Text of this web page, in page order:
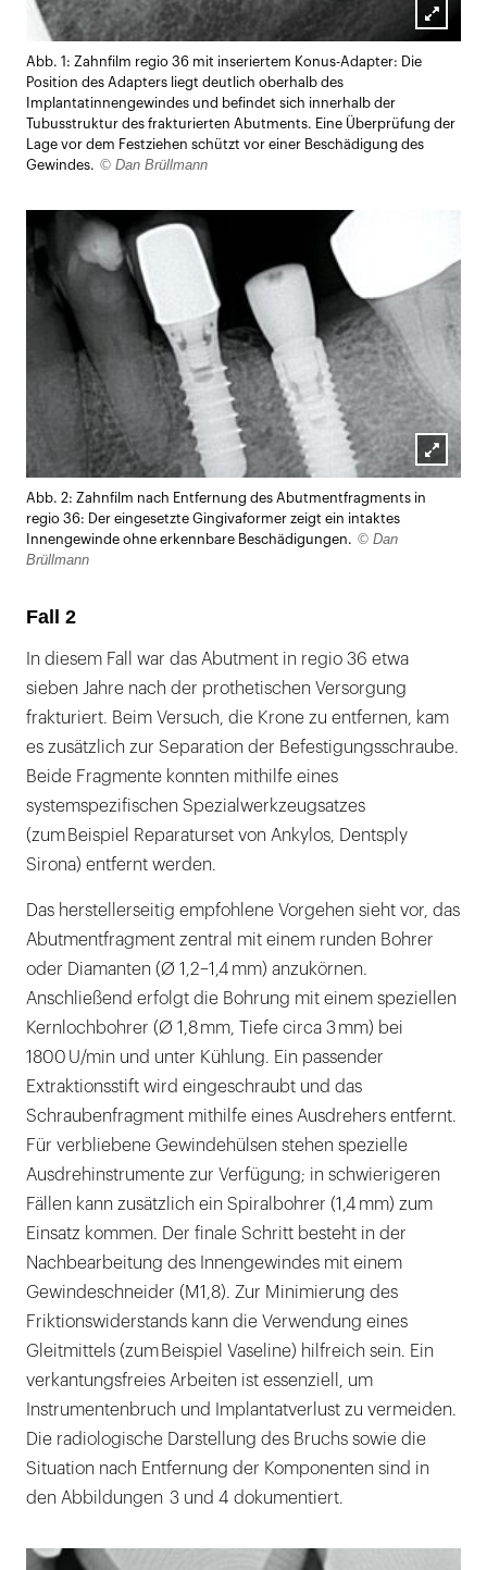
Abb. 1: Zahnfilm regio 36 mit inseriertem Konus-Adapter: Die
Position des Adapters liegt deutlich oberhalb des
Implantatinnengewindes und befindet sich innerhalb der
Tubusstruktur des frakturierten Abutments. Eine Überprüfung der
Lage vor dem Festziehen schützt vor einer Beschädigung des
Gewindes. © Dan Brüllmann
Abb. 2: Zahnfilm nach Entfernung des Abutmentfragments in
regio 36: Der eingesetzte Gingivaformer zeigt ein intaktes
Innengewinde ohne erkennbare Beschädigungen. © Dan
Brüllmann
Fall 2
In diesem Fall war das Abutment in regio 36 etwa
sieben Jahre nach der prothetischen Versorgung
frakturiert. Beim Versuch, die Krone zu entfernen, kam
es zusätzlich zur Separation der Befestigungsschraube.
Beide Fragmente konnten mithilfe eines
systemspezifischen Spezialwerkzeugsatzes
(zum Beispiel Reparaturset von Ankylos, Dentsply
Sirona) entfernt werden.
Das herstellerseitig empfohlene Vorgehen sieht vor, das
Abutmentfragment zentral mit einem runden Bohrer
oder Diamanten (Ø 1,2–1,4 mm) anzukörnen.
Anschließend erfolgt die Bohrung mit einem speziellen
Kernlochbohrer (Ø 1,8 mm, Tiefe circa 3 mm) bei
1800 U/min und unter Kühlung. Ein passender
Extraktionsstift wird eingeschraubt und das
Schraubenfragment mithilfe eines Ausdrehers entfernt.
Für verbliebene Gewindehülsen stehen spezielle
Ausdrehinstrumente zur Verfügung; in schwierigeren
Fällen kann zusätzlich ein Spiralbohrer (1,4 mm) zum
Einsatz kommen. Der finale Schritt besteht in der
Nachbearbeitung des Innengewindes mit einem
Gewindeschneider (M1,8). Zur Minimierung des
Friktionswiderstands kann die Verwendung eines
Gleitmittels (zum Beispiel Vaseline) hilfreich sein. Ein
verkantungsfreies Arbeiten ist essenziell, um
Instrumentenbruch und Implantatverlust zu vermeiden.
Die radiologische Darstellung des Bruchs sowie die
Situation nach Entfernung der Komponenten sind in
den Abbildungen 3 und 4 dokumentiert.